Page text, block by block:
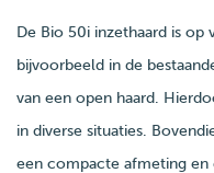
De Bio 50i inzethaard is op
bijvoorbeeld in de
van een open haard.
in diverse situaties.
een compacte afmeting en